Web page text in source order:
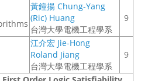
黃鐘揚 Chung-Yang
(Ric) Huang
台灣大學電機工程學系
9
江介宏 Jie-Hong
Roland Jiang
台灣大學電機工程學系
9